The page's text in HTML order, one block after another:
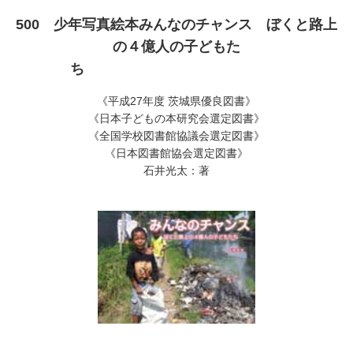
500 少年写真絵本みんなのチャンス ぼくと路上
の４億人の子どもた
ち
《平成27年度 茨城県優良図書》
《日本子どもの本研究会選定図書》
《全国学校図書館協議会選定図書》
《日本図書館協会選定図書》
石井光太：著